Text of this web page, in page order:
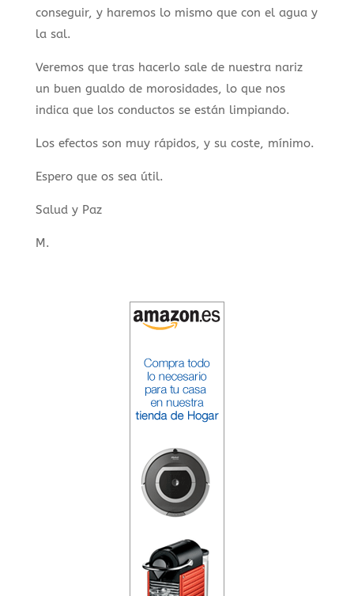
conseguir, y haremos lo mismo que con el agua y
la sal.
Veremos que tras hacerlo sale de nuestra nariz
un buen gualdo de morosidades, lo que nos
indica que los conductos se están limpiando.
Los efectos son muy rápidos, y su coste, mínimo.
Espero que os sea útil.
Salud y Paz
M.